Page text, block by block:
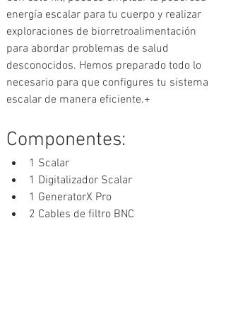
energía escalar para tu cuerpo y realizar
exploraciones de biorretroalimentación
para abordar problemas de salud
desconocidos. Hemos preparado todo lo
necesario para que configures tu sistema
escalar de manera eficiente.+
Componentes:
1 Scalar
1 Digitalizador Scalar
1 GeneratorX Pro
2 Cables de filtro BNC